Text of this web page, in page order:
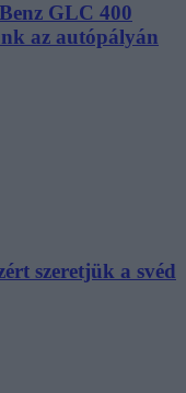
GLC 400
az autópályán
szeretjük a svéd